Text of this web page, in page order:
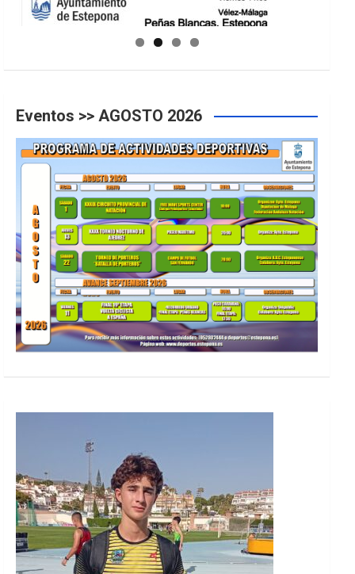
GUIA DE INSTALACIONES DEPORTIVAS
Eventos >> AGOSTO 2026